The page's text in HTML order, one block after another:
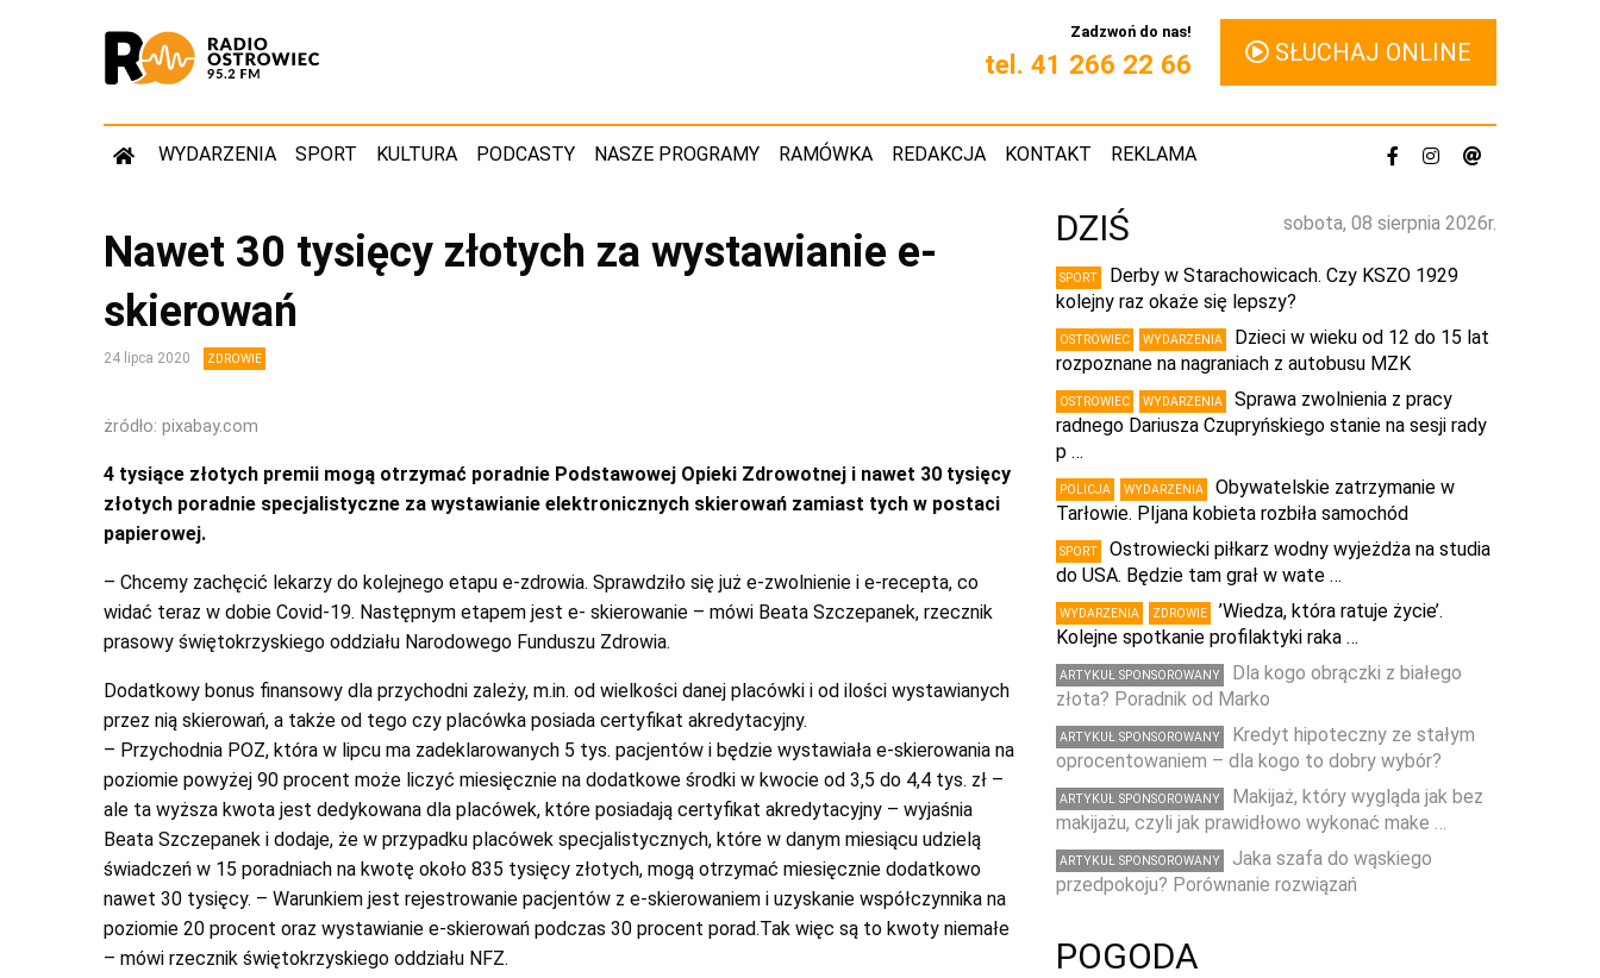
Zadzwoń do nas!
tel. 41 266 22 66 SŁUCHAJ ONLINE
WYDARZENIA SPORT KULTURA PODCASTY NASZE PROGRAMY RAMÓWKA REDAKCJA KONTAKT REKLAMA
Nawet 30 tysięcy złotych za wystawianie e-
skierowań
24 lipca 2020 ZDROWIE
żródło: pixabay.com
4 tysiące złotych premii mogą otrzymać poradnie Podstawowej Opieki Zdrowotnej i nawet 30 tysięcy
złotych poradnie specjalistyczne za wystawianie elektronicznych skierowań zamiast tych w postaci
papierowej.
– Chcemy zachęcić lekarzy do kolejnego etapu e-zdrowia. Sprawdziło się już e-zwolnienie i e-recepta, co
widać teraz w dobie Covid-19. Następnym etapem jest e- skierowanie – mówi Beata Szczepanek, rzecznik
prasowy świętokrzyskiego oddziału Narodowego Funduszu Zdrowia.
Dodatkowy bonus finansowy dla przychodni zależy, m.in. od wielkości danej placówki i od ilości wystawianych
przez nią skierowań, a także od tego czy placówka posiada certyfikat akredytacyjny.
– Przychodnia POZ, która w lipcu ma zadeklarowanych 5 tys. pacjentów i będzie wystawiała e-skierowania na
poziomie powyżej 90 procent może liczyć miesięcznie na dodatkowe środki w kwocie od 3,5 do 4,4 tys. zł –
ale ta wyższa kwota jest dedykowana dla placówek, które posiadają certyfikat akredytacyjny – wyjaśnia
Beata Szczepanek i dodaje, że w przypadku placówek specjalistycznych, które w danym miesiącu udzielą
świadczeń w 15 poradniach na kwotę około 835 tysięcy złotych, mogą otrzymać miesięcznie dodatkowo
nawet 30 tysięcy. – Warunkiem jest rejestrowanie pacjentów z e-skierowaniem i uzyskanie współczynnika na
poziomie 20 procent oraz wystawianie e-skierowań podczas 30 procent porad.Tak więc są to kwoty niemałe
– mówi rzecznik świętokrzyskiego oddziału NFZ.
sobota, 08 sierpnia 2026r.
DZIŚ
SPORT
Derby w Starachowicach. Czy KSZO 1929
kolejny raz okaże się lepszy?
OSTROWIEC WYDARZENIA
Dzieci w wieku od 12 do 15 lat
rozpoznane na nagraniach z autobusu MZK
OSTROWIEC WYDARZENIA
Sprawa zwolnienia z pracy
radnego Dariusza Czupryńskiego stanie na sesji rady
p …
POLICJA WYDARZENIA
Obywatelskie zatrzymanie w
Tarłowie. PIjana kobieta rozbiła samochód
SPORT
Ostrowiecki piłkarz wodny wyjeżdża na studia
do USA. Będzie tam grał w wate …
WYDARZENIA ZDROWIE
’Wiedza, która ratuje życie’.
Kolejne spotkanie profilaktyki raka …
ARTYKUŁ SPONSOROWANY
Dla kogo obrączki z białego
złota? Poradnik od Marko
ARTYKUŁ SPONSOROWANY
Kredyt hipoteczny ze stałym
oprocentowaniem – dla kogo to dobry wybór?
ARTYKUŁ SPONSOROWANY
Makijaż, który wygląda jak bez
makijażu, czyli jak prawidłowo wykonać make …
ARTYKUŁ SPONSOROWANY
Jaka szafa do wąskiego
przedpokoju? Porównanie rozwiązań
POGODA